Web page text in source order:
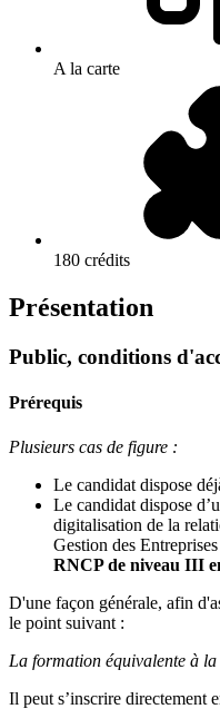
A la carte
180 crédits
Présentation
Public, conditions
Prérequis
Plusieurs cas de figure :
Le candidat dispose
Le candidat dispose
digitalisation de la
Gestion des
RNCP de niveau III
D'une façon générale, afin
le point suivant :
La formation équivalente à
Il peut s’inscrire directement